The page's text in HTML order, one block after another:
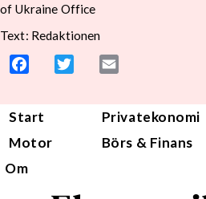
of Ukraine Office
Text: Redaktionen
Facebook Twitter
Start Privatekonomi
Motor
Börs & Finans
Om